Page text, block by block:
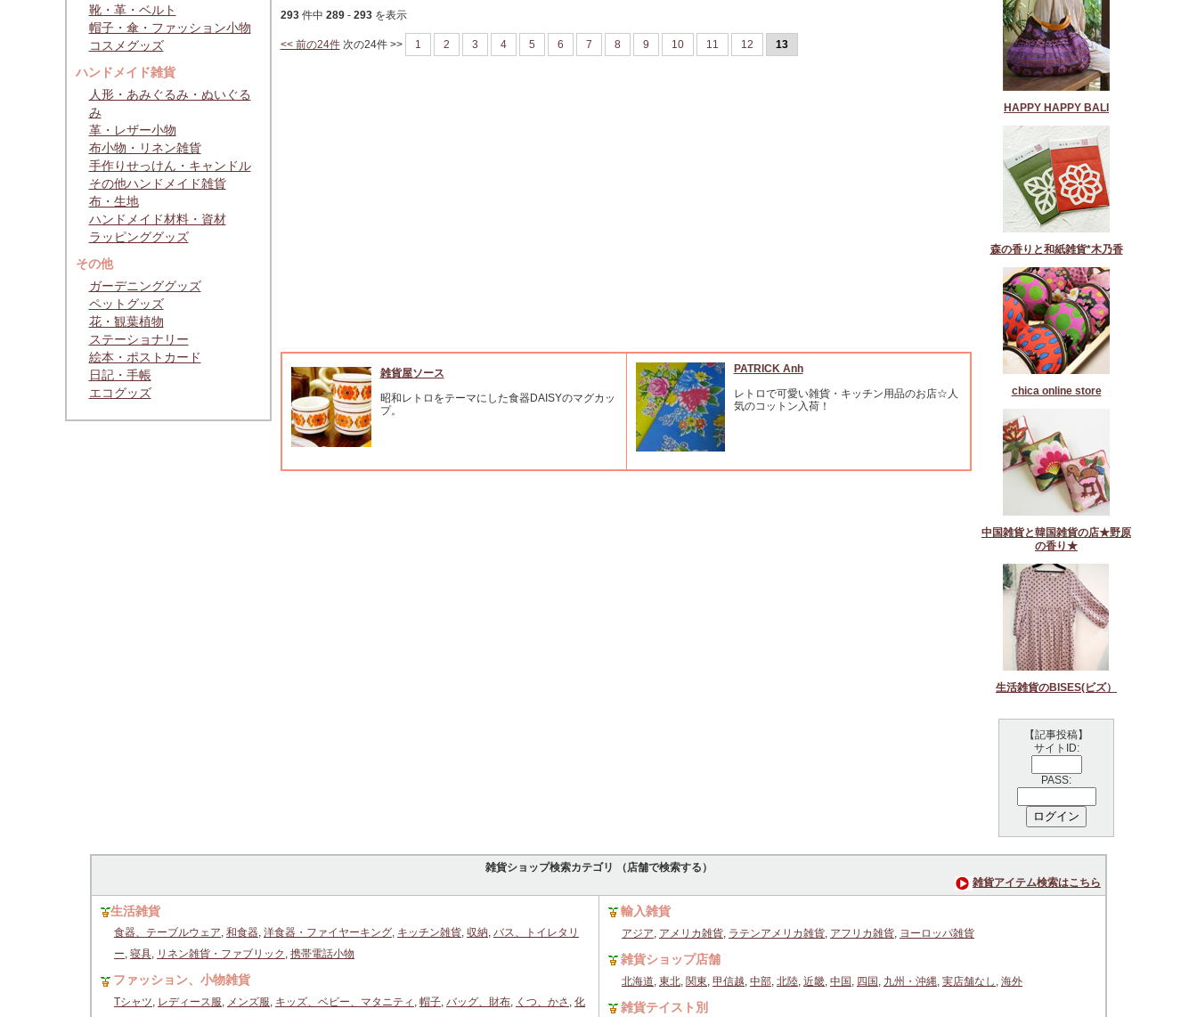
靴・革・ベルト
帽子・傘・ファッション小物
コスメグッズ
ハンドメイド雑貨
人形・あみぐるみ・ぬいぐる
み
革・レザー小物
布小物・リネン雑貨
手作りせっけん・キャンドル
その他ハンドメイド雑貨
布・生地
ハンドメイド材料・資材
ラッピンググッズ
その他
ガーデニンググッズ
ペットグッズ
花・観葉植物
ステーショナリー
絵本・ポストカード
日記・手帳
エコグッズ
293件中 289- 293を表示
<< 前の24件次の24件 >> 1 2 3 4 5 6 7 8 9 10 11 12 13
雑貨屋ソース
昭和レトロをテーマにした食器DAISYのマグカッ
プ。
PATRICK Anh
レトロで可愛い雑貨・キッチン用品のお店☆人
気のコットン入荷！
HAPPY HAPPY BALI
森の香りと和紙雑貨*木乃香
chica online store
中国雑貨と韓国雑貨の店★野原
の香り★
生活雑貨のBISES(ビズ）
【記事投稿】
サイトID:
PASS:
雑貨ショップ検索カテゴリ （店舗で検索する）
雑貨アイテム検索はこちら
生活雑貨
食器、テーブルウェア, 和食器, 洋食器・ファイヤーキング, キッチン雑貨, 収納, バス、トイレタリ
ー, 寝具, リネン雑貨・ファブリック , 携帯電話小物
ファッション、小物雑貨
Tシャツ, レディース服, メンズ服, キッズ、ベビー、マタニティ , 帽子, バッグ、財布, くつ、かさ , 化
輸入雑貨
アジア, アメリカ雑貨, ラテンアメリカ雑貨, アフリカ雑貨, ヨーロッパ雑貨
雑貨ショップ店舗
北海道, 東北, 関東, 甲信越, 中部, 北陸, 近畿, 中国 , 四国 , 九州・沖縄, 実店舗なし , 海外
雑貨テイスト別